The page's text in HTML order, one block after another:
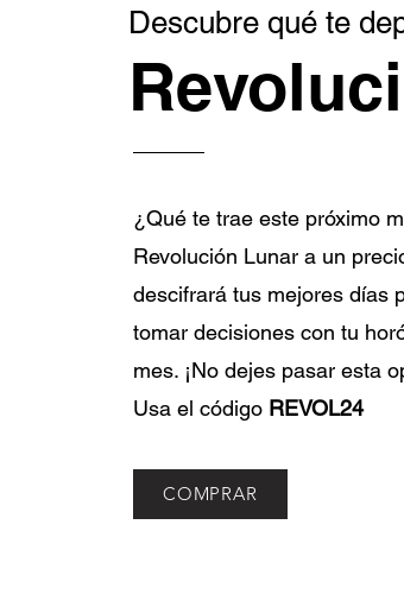
Descubre qué te
¿Qué te trae este próximo
Revolución Lunar a un
descifrará tus mejores días
tomar decisiones con tu
mes. ¡No dejes pasar esta
Usa el código REVOL24
COMPRAR